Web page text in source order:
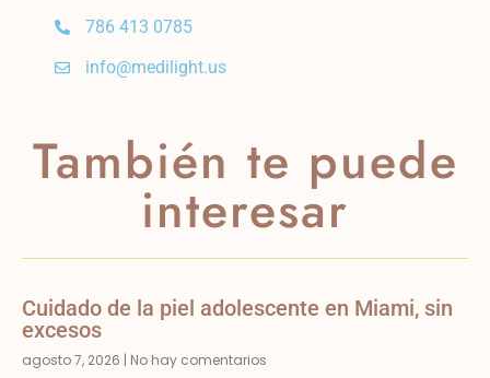
786 413 0785
info@medilight.us
También te puede
interesar
Cuidado de la piel adolescente en Miami, sin
excesos
agosto 7, 2026 No hay comentarios